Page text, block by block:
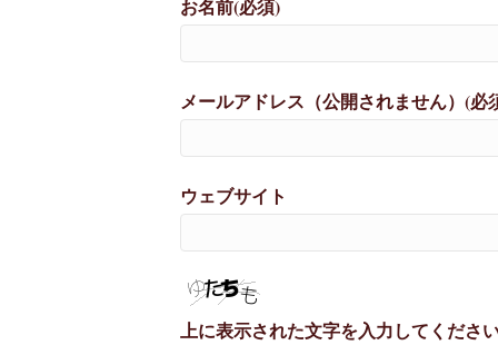
お名前(必須)
メールアドレス（公開されません）(必
ウェブサイト
上に表示された文字を入力してくださ